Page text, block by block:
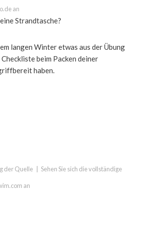
an
Strandtasche?
langen Winter etwas aus der Übung
beim Packen deiner
haben.
der Quelle Sehen Sie sich die vollständige
an